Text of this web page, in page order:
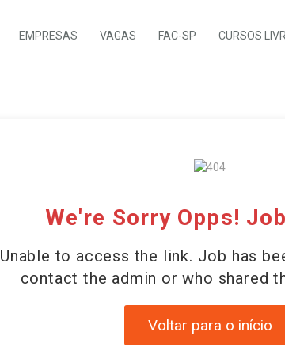
EMPRESAS VAGAS FAC-SP CURSOS
We're Sorry Opps!
Unable to access the link. Job has
contact the admin or who shared
Voltar para o início